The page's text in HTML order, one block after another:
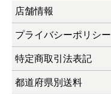
店舗情報
プライバシーポリシー
特定商取引法表記
都道府県別送料